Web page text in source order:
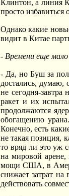
Клинтон, а линия
просто избавиться
Однако какие
видит в Китае
- Времени еще
- Да, но Буш за
достались, думаю,
не сегодня-
ракет и их
продолжаются
обогащению
Конечно, есть
не такая позиция,
то вряд ли это уж
на мировой
мощи США, в
снижает затрат
действовать